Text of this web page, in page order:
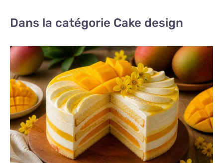
Dans la catégorie Cake design